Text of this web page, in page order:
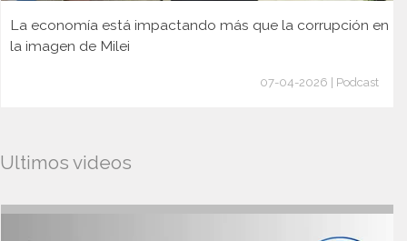
La economía está impactando más que la corrupción en
la imagen de Milei
07-04-2026 | Podcast
Ultimos videos